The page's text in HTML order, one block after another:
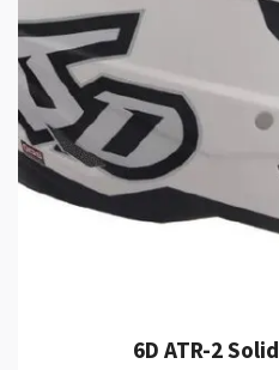
6D ATR-2